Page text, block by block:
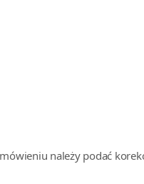
należy podać